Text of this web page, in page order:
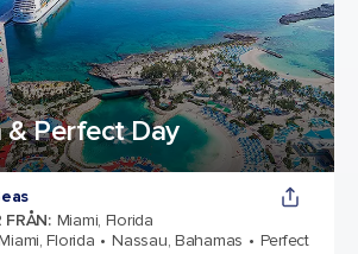
Perfect Day
FRÅN: Miami, Florida
Florida Nassau, Bahamas
Perfect